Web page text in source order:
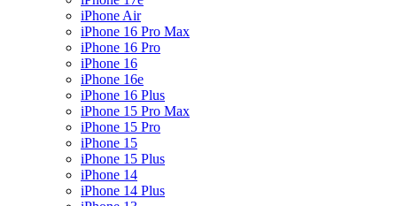
iPhone Air
iPhone 16 Pro Max
iPhone 16 Pro
iPhone 16
iPhone 16e
iPhone 16 Plus
iPhone 15 Pro Max
iPhone 15 Pro
iPhone 15
iPhone 15 Plus
iPhone 14
iPhone 14 Plus